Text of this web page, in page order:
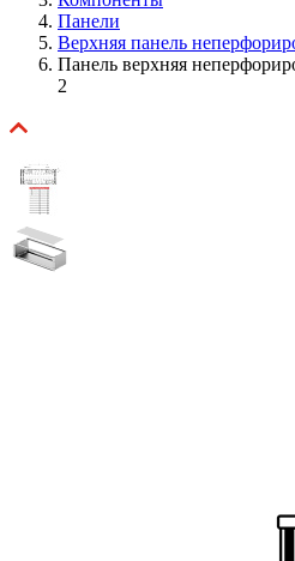
Панели
Верхняя панель
Панель верхняя
2